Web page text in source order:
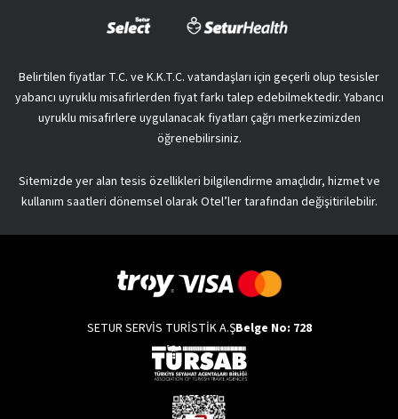
Belirtilen fiyatlar T.C. ve K.K.T.C. vatandaşları için geçerli olup tesisler
yabancı uyruklu misafirlerden fiyat farkı talep edebilmektedir. Yabancı
uyruklu misafirlere uygulanacak fiyatları çağrı merkezimizden
öğrenebilirsiniz.
Sitemizde yer alan tesis özellikleri bilgilendirme amaçlıdır, hizmet ve
kullanım saatleri dönemsel olarak Otel’ler tarafından değişitirilebilir.
SETUR SERVİS TURİSTİK A.ŞBelge No: 728